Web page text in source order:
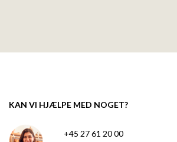
KAN VI HJÆLPE MED NOGET?
+45 27 61 20 00